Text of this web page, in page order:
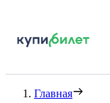
Главная